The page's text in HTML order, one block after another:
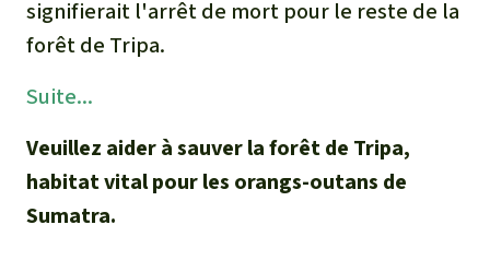
signifierait l'arrêt de mort pour le reste de la
forêt de Tripa.
Suite...
Veuillez aider à sauver la forêt de Tripa,
habitat vital pour les orangs-outans de
Sumatra.